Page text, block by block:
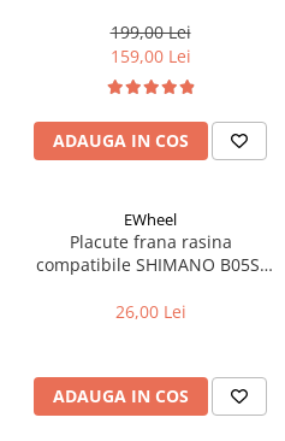
10x2.75-6.5
199,00 Lei
159,00 Lei
ADAUGA IN COS
EWheel
Placute frana rasina
compatibile SHIMANO B05S-
2025)
26,00 Lei
ADAUGA IN COS